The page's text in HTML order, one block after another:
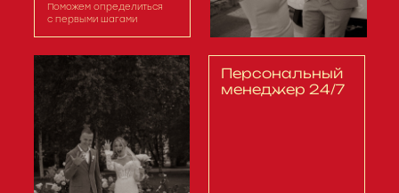
Поможем определиться
с первыми шагами
Персональный
менеджер 24/7